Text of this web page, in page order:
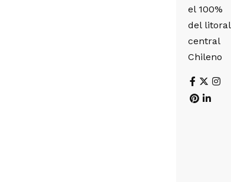
el 100%
del litoral
central
Chileno